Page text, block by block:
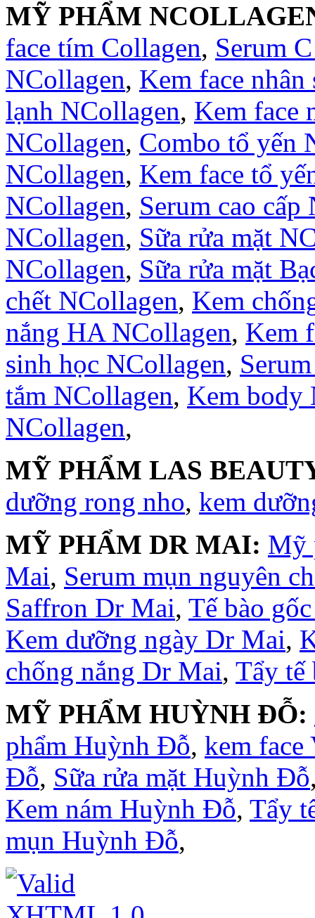
MỸ PHẨM
face tím Collagen, Serum
NCollagen, Kem face
lạnh NCollagen, Kem face
NCollagen, Combo tổ yến
NCollagen, Kem face tổ
NCollagen, Serum cao cấp
NCollagen, Sữa rửa mặt
NCollagen, Sữa rửa mặt
chết NCollagen, Kem
nắng HA NCollagen, Kem
sinh học NCollagen,
tắm NCollagen, Kem body
NCollagen,
MỸ PHẨM LAS
dưỡng rong nho, kem
MỸ PHẨM DR MAI: Mỹ
Mai, Serum mụn nguyên
Saffron Dr Mai, Tế bào
Kem dưỡng ngày Dr Mai,
chống nắng Dr Mai, Tẩy tế
MỸ PHẨM HUỲNH ĐỖ:
phẩm Huỳnh Đỗ, kem
Đỗ, Sữa rửa mặt Huỳnh Đỗ
Kem nám Huỳnh Đỗ, Tẩy
mụn Huỳnh Đỗ,